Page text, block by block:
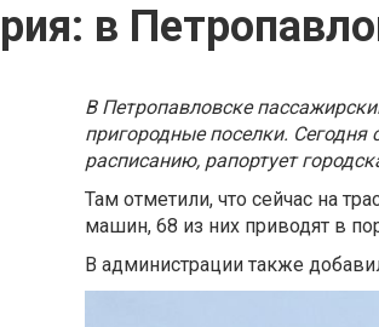
в
В Петропавловске
пригородные поселки.
расписанию, рапортует
Там отметили, что сейчас на
машин, 68 из них приводят в
В администрации также